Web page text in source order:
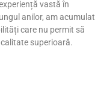
vastă în
anilor, am acumulat
care nu permit să
superioară.